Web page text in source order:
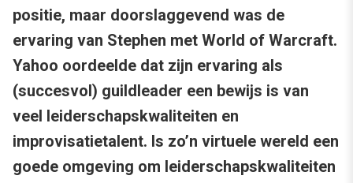
positie, maar doorslaggevend was de
ervaring van Stephen met World of Warcraft.
Yahoo oordeelde dat zijn ervaring als
(succesvol) guildleader een bewijs is van
veel leiderschapskwaliteiten en
improvisatietalent. Is zo’n virtuele wereld een
goede omgeving om leiderschapskwaliteiten